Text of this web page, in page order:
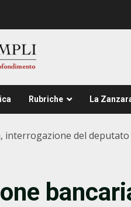
Rubriche La
del deputato